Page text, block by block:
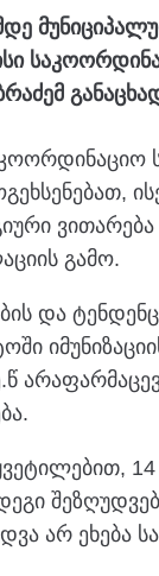
გამო.
და
არ ეხება